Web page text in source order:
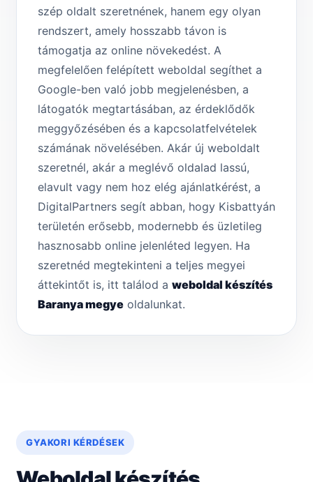
szép oldalt szeretnének, hanem egy olyan
rendszert, amely hosszabb távon is
támogatja az online növekedést. A
megfelelően felépített weboldal segíthet a
Google-ben való jobb megjelenésben, a
látogatók megtartásában, az érdeklődők
meggyőzésében és a kapcsolatfelvételek
számának növelésében. Akár új weboldalt
szeretnél, akár a meglévő oldalad lassú,
elavult vagy nem hoz elég ajánlatkérést, a
DigitalPartners segít abban, hogy Kisbattyán
területén erősebb, modernebb és üzletileg
hasznosabb online jelenléted legyen. Ha
szeretnéd megtekinteni a teljes megyei
áttekintőt is, itt találod a weboldal készítés
Baranya megye oldalunkat.
GYAKORI KÉRDÉSEK